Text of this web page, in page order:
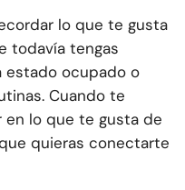
lo que te gusta
todavía tengas
estado ocupado o
Cuando te
lo que te gusta de
quieras conectarte